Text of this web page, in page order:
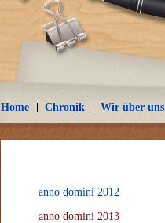
Home Chronik Wir über uns
anno domini 2012
anno domini 2013